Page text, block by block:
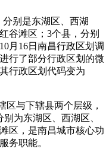
分别是东湖区、西湖
谷滩区；3个县，分别
月16日南昌行政区划调
行了部分行政区划的微
行政区划代码变为
区与下辖县两个层级，
为东湖区、西湖区、
区，是南昌城市核心功
务职能。